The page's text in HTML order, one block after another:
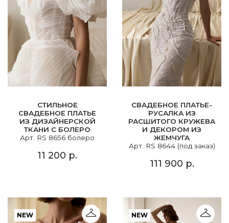
СТИЛЬНОЕ
СВАДЕБНОЕ ПЛАТЬЕ
ИЗ ДИЗАЙНЕРСКОЙ
ТКАНИ С БОЛЕРО
Арт. RS 8656 болеро
11 200 р.
СВАДЕБНОЕ ПЛАТЬЕ-
РУСАЛКА ИЗ
РАСШИТОГО КРУЖЕВА
И ДЕКОРОМ ИЗ
ЖЕМЧУГА
Арт. RS 8644 (под заказ)
111 900 р.
NEW NEW